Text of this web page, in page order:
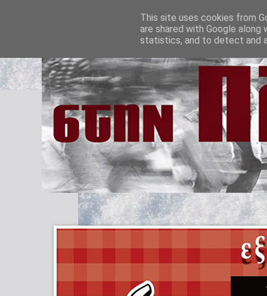
This site uses cookies from
are shared with Google
statistics, and to detect and